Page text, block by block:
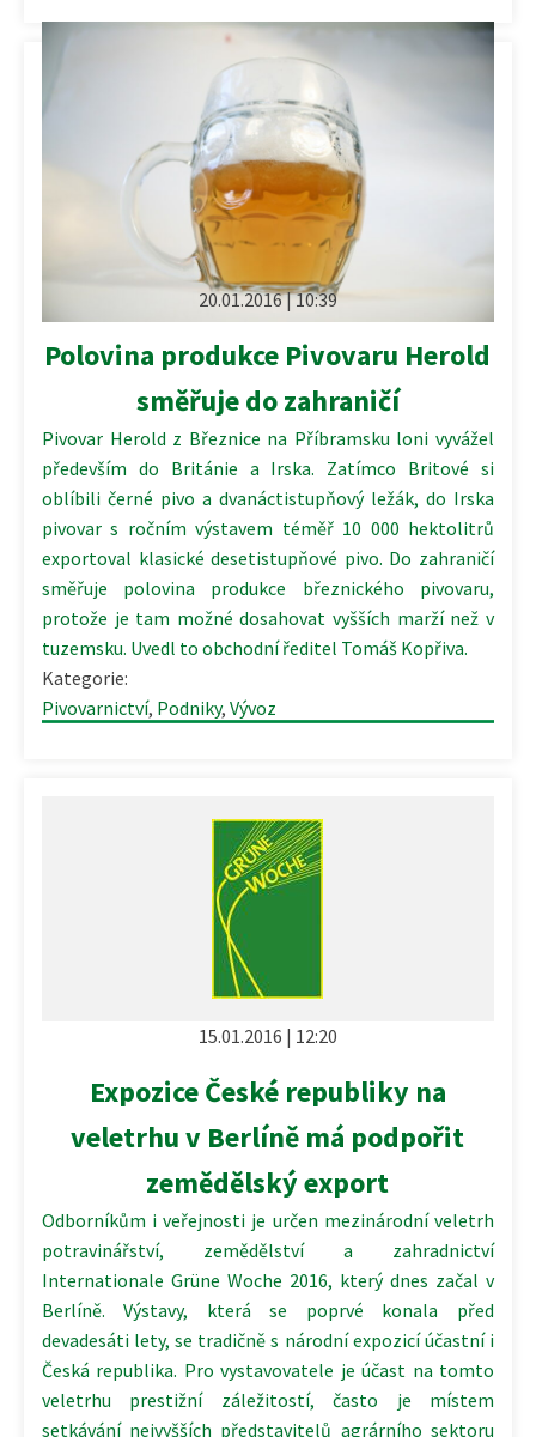
20.01.2016 | 10:39
Polovina produkce Pivovaru Herold
směřuje do zahraničí
Pivovar Herold z Březnice na Příbramsku loni vyvážel
především do Británie a Irska. Zatímco Britové si
oblíbili černé pivo a dvanáctistupňový ležák, do Irska
pivovar s ročním výstavem téměř 10 000 hektolitrů
exportoval klasické desetistupňové pivo. Do zahraničí
směřuje polovina produkce březnického pivovaru,
protože je tam možné dosahovat vyšších marží než v
tuzemsku. Uvedl to obchodní ředitel Tomáš Kopřiva.
Kategorie:
Pivovarnictví, Podniky, Vývoz
15.01.2016 | 12:20
Expozice České republiky na
veletrhu v Berlíně má podpořit
zemědělský export
Odborníkům i veřejnosti je určen mezinárodní veletrh
potravinářství, zemědělství a zahradnictví
Internationale Grüne Woche 2016, který dnes začal v
Berlíně. Výstavy, která se poprvé konala před
devadesáti lety, se tradičně s národní expozicí účastní i
Česká republika. Pro vystavovatele je účast na tomto
veletrhu prestižní záležitostí, často je místem
setkávání nejvyšších představitelů agrárního sektoru